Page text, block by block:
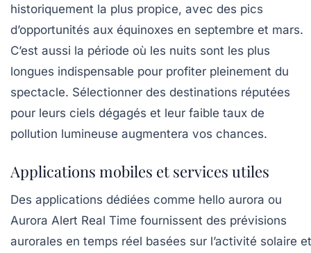
historiquement la plus propice, avec des pics
d’opportunités aux équinoxes en septembre et mars.
C’est aussi la période où les nuits sont les plus
longues indispensable pour profiter pleinement du
spectacle. Sélectionner des destinations réputées
pour leurs ciels dégagés et leur faible taux de
pollution lumineuse augmentera vos chances.
Applications mobiles et services utiles
Des applications dédiées comme hello aurora ou
Aurora Alert Real Time fournissent des prévisions
aurorales en temps réel basées sur l’activité solaire et